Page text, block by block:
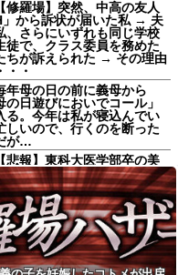
【修羅場】突然、中高の友人
」から訴状が届いた私 → 夫
、さらにいずれも同じ学校
徒で、クラス委員を務めた
ちが訴えられた → その理由
・・
年母の日の前に義母から
の日遊びにおいでコール」
る。今年は私が寝込んでい
しいので、行くのを断った
が…
【悲報】東科大医学部卒の美
、直美で炎上ｗｗｗ
他
J2第1節 藤枝×仙台】藤枝が
J3百年構想リーグ王者の仙
撃破！槙野監督は恩師・森
督を相手に白星
年前に捨てられた元カノの